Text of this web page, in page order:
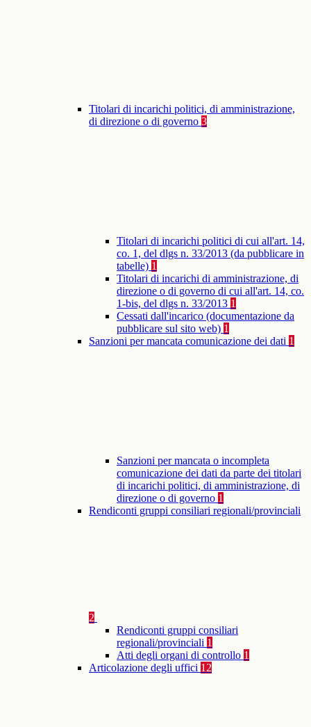
Titolari di incarichi politici, di amministrazione,
di direzione o di governo 3
Titolari di incarichi politici di cui all'art. 14,
co. 1, del dlgs n. 33/2013 (da pubblicare in
tabelle) 1
Titolari di incarichi di amministrazione, di
direzione o di governo di cui all'art. 14, co.
1-bis, del dlgs n. 33/2013 1
Cessati dall'incarico (documentazione da
pubblicare sul sito web) 1
Sanzioni per mancata comunicazione dei dati 1
Sanzioni per mancata o incompleta
comunicazione dei dati da parte dei titolari
di incarichi politici, di amministrazione, di
direzione o di governo 1
Rendiconti gruppi consiliari regionali/provinciali
2
Rendiconti gruppi consiliari
regionali/provinciali 1
Atti degli organi di controllo 1
Articolazione degli uffici 12